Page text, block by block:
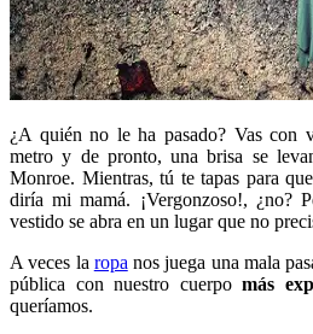
¿A quién no le ha pasado? Vas con
metro y de pronto, una brisa se
Monroe. Mientras, tú te tapas para
diría mi mamá. ¡Vergonzoso!, ¿no?
vestido se abra en un lugar que no
A veces la ropa nos juega una mala
pública con nuestro cuerpomás
queríamos.